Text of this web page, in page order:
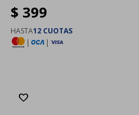
$ 399
HASTA12 CUOTAS
|
|